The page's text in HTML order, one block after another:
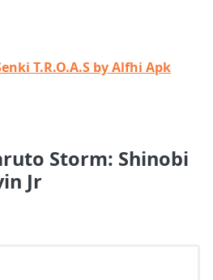
T.R.O.A.S by Alfhi Apk
Storm: Shinobi
Jr